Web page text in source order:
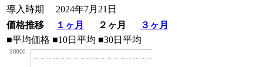
導入時期
2024年7月21日
価格推移
１ヶ月 ２ヶ月
３ヶ月
■平均価格 ■10日平均 ■30日平均
20000